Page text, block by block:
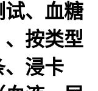
试、血糖
按类型
、浸卡